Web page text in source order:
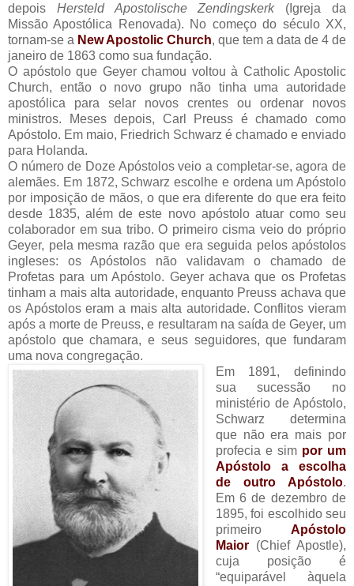
depois Hersteld Apostolische Zendingskerk(Igreja da
Missão Apostólica Renovada). No começo do século XX,
tornam-se a New Apostolic Church, que tem a data de 4 de
janeiro de 1863 como sua fundação.
O apóstolo que Geyer chamou voltou à Catholic Apostolic
Church, então o novo grupo não tinha uma autoridade
apostólica para selar novos crentes ou ordenar novos
ministros. Meses depois, Carl Preuss é chamado como
Apóstolo. Em maio, Friedrich Schwarz é chamado e enviado
para Holanda.
O número de Doze Apóstolos veio a completar-se, agora de
alemães. Em 1872, Schwarz escolhe e ordena um Apóstolo
por imposição de mãos, o que era diferente do que era feito
desde 1835, além de este novo apóstolo atuar como seu
colaborador em sua tribo. O primeiro cisma veio do próprio
Geyer, pela mesma razão que era seguida pelos apóstolos
ingleses: os Apóstolos não validavam o chamado de
Profetas para um Apóstolo. Geyer achava que os Profetas
tinham a mais alta autoridade, enquanto Preuss achava que
os Apóstolos eram a mais alta autoridade. Conflitos vieram
após a morte de Preuss, e resultaram na saída de Geyer, um
apóstolo que chamara, e seus seguidores, que fundaram
uma nova congregação.
Em 1891, definindo
sua sucessão no
ministério de Apóstolo,
Schwarz determina
que não era mais por
profecia e sim por um
Apóstolo a escolha
de outro Apóstolo.
Em 6 de dezembro de
1895, foi escolhido seu
primeiro Apóstolo
Maior(Chief Apostle),
cuja posição é
“equiparável àquela